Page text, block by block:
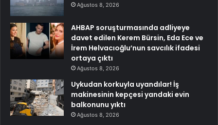
Ağustos 8, 2026
AHBAP soruşturmasında adliyeye
davet edilen Kerem Bürsin, Eda Ece ve
İrem Helvacıoğlu’nun savcılık ifadesi
ortaya çıktı
Ağustos 8, 2026
Uykudan korkuyla uyandılar! İş
makinesinin kepçesi yandaki evin
balkonunu yıktı
Ağustos 8, 2026